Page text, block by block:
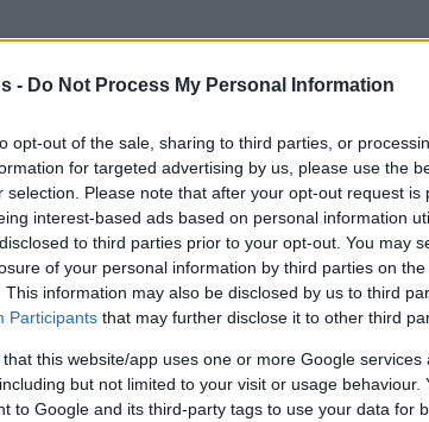
- Do Not Process My Personal Information
opt-out of the sale, sharing to third parties, or
for targeted advertising by us, please use the
selection. Please note that after your opt-out request is
interest-based ads based on personal information
to third parties prior to your opt-out. You may
of your personal information by third parties on the
This information may also be disclosed by us to third
Participants that may further disclose it to other third
that this website/app uses one or more Google
but not limited to your visit or usage behaviour.
to Google and its third-party tags to use your data for
στην άμυνα, και οι δύο ομάδες έπαιξαν